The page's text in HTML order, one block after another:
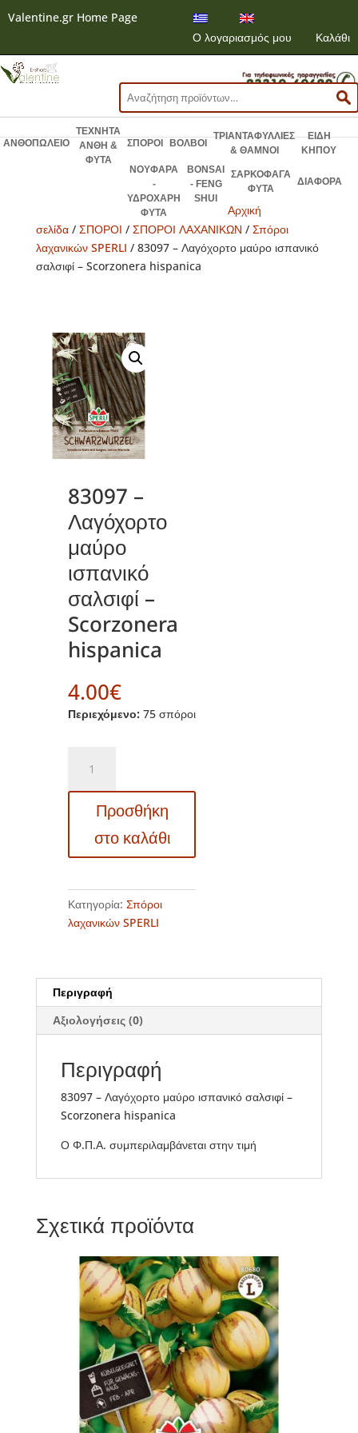
Valentine.gr Home Page
Ο λογαριασμός μου
Καλάθι
Αναζήτηση
για:
ΑΝΘΟΠΩΛΕΙΟ
ΤΕΧΝΗΤΑ
ΑΝΘΗ &
ΦΥΤΑ
ΣΠΟΡΟΙ ΒΟΛΒΟΙ
ΤΡΙΑΝΤΑΦΥΛΛΙΕΣ
& ΘΑΜΝΟΙ
ΕΙΔΗ
ΚΗΠΟΥ
ΝΟΥΦΑΡΑ
-
ΥΔΡΟΧΑΡΗ
ΦΥΤΑ
BONSAI
- FENG
SHUI
ΣΑΡΚΟΦΑΓΑ
ΦΥΤΑ
ΔΙΑΦΟΡΑ
Αρχική
σελίδα/ ΣΠΟΡΟΙ / ΣΠΟΡΟΙ ΛΑΧΑΝΙΚΩΝ / Σπόροι
λαχανικών SPERLI / 83097 – Λαγόχορτο μαύρο ισπανικό
σαλσιφί – Scorzonera hispanica
83097 –
Λαγόχορτο
μαύρο
ισπανικό
σαλσιφί –
Scorzonera
hispanica
4.00€
Περιεχόμενο: 75 σπόροι
Λαγόχορτο
μαύρο
σαλσιφί
hispanica
ποσότητα
Προσθήκη
στο καλάθι
Κατηγορία: Σπόροι
λαχανικών SPERLI
Περιγραφή
Αξιολογήσεις (0)
Περιγραφή
83097 – Λαγόχορτο μαύρο ισπανικό σαλσιφί –
Scorzonera hispanica
Ο Φ.Π.Α. συμπεριλαμβάνεται στην τιμή
Σχετικά προϊόντα